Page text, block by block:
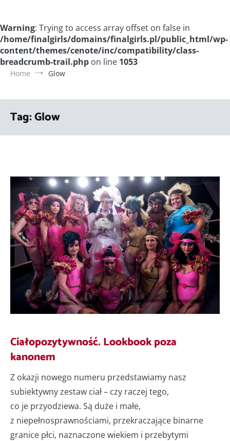
Warning: Trying to access array offset on false in
/home/finalgirls/domains/finalgirls.pl/public_html/wp-
content/themes/cenote/inc/compatibility/class-
breadcrumb-trail.php on line 1053
Home Glow
Tag:Glow
Ciałopozytywność. Lookbook poza
kanonem
Z okazji nowego numeru przedstawiamy nasz
subiektywny zestaw ciał – czy raczej tego,
co je przyodziewa. Są duże i małe,
z niepełnosprawnościami, przekraczające binarne
granice płci, naznaczone wiekiem i przebytymi